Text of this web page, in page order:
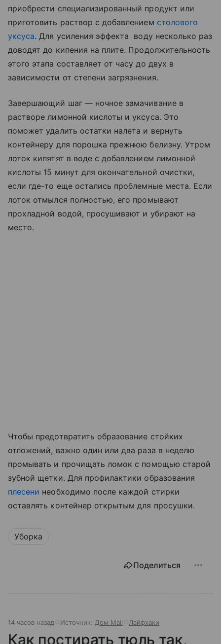
приобрести специализированный продукт или
приготовить раствор с добавлением столового
уксуса. Для усиления эффекта воду несколько раз
доводят до кипения на плите. Продолжительность
этого этапа составляет от часу до двух в
зависимости от степени загрязнения.
Завершающий шаг — ночное замачивание в
растворе лимонной кислоты и уксуса. Это
поможет удалить остатки налета и вернуть
контейнеру для порошка прежнюю белизну. Утром
лоток кипятят в воде с добавлением лимонной
кислоты 15 минут для окончательной очистки,
если где-то еще остались проблемные места. Если
лоток отмылся полностью, его промывают
прохладной водой, просушивают и убирают на
место.
Чтобы предотвратить образование стойких
отложений, важно один или два раза в неделю
промывать и прочищать ломок с помощью старой
зубной щетки. Для профилактики образования
плесени необходимо после каждой стирки
оставлять контейнер открытым для просушки.
Уборка
Поделиться
14 часов назад Источник: Дом Mail Лайфхаки
Как постирать тюль так,